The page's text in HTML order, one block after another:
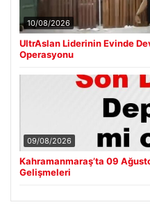
10/08/2026
UltrAslan Liderinin Evinde
Operasyonu
09/08/2026
Kahramanmaraş’ta 09
Gelişmeleri